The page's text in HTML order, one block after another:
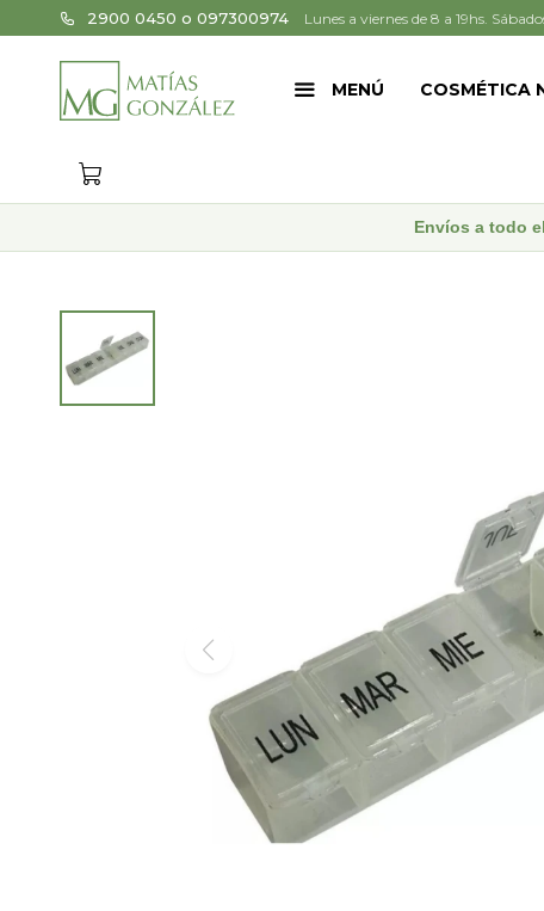
MENÚ COSMÉTICA
2900 0450 o 097300974 Lunes a viernes de 8 a 19hs.
Envíos a todo